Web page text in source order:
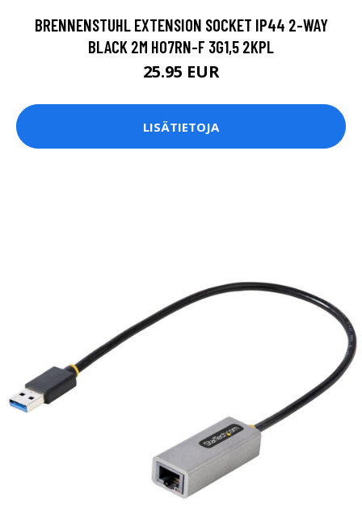
BRENNENSTUHL EXTENSION SOCKET IP44 2-WAY
BLACK 2M H07RN-F 3G1,5 2KPL
25.95 EUR
LISÄTIETOJA